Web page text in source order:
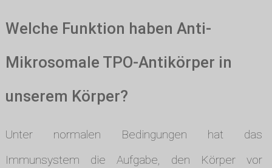
Welche Funktion haben Anti-
Mikrosomale TPO-Antikörper in
unserem Körper?
Unter normalen Bedingungen hat das
Immunsystem die Aufgabe, den Körper vor